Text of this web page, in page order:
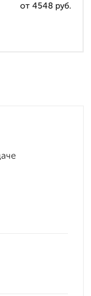
от 4548 руб.